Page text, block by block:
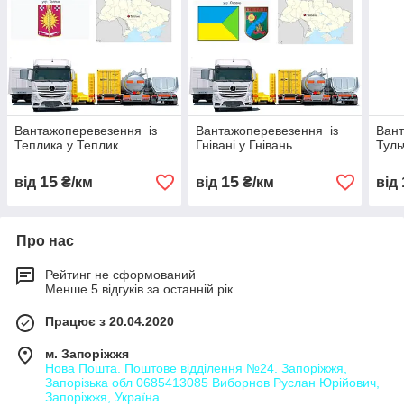
Вантажоперевезення із
Теплика у Теплик
від 15 ₴/км
Вантажоперевезення із
Гнівані у Гнівань
від 15₴/км від
Про нас
Рейтинг не сформований
Менше 5 відгуків за останній рік
Працює з 20.04.2020
м. Запоріжжя
Нова Пошта. Поштове відділення №24. Запоріжжя,
Запорізька обл 0685413085 Виборнов Руслан Юрійович,
Запоріжжя, Україна